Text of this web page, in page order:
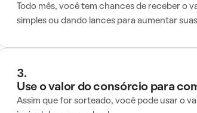
Todo mês, você tem chances de receber o
simples ou dando lances para aumentar
3.
Use o valor do consórcio para
Assim que for sorteado, você pode usar o